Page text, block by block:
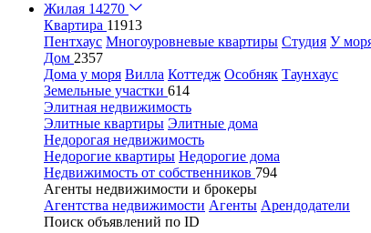
Жилая 14270
Квартира 11913
Пентхаус Многоуровневые квартиры Студия У
Дом 2357
Дома у моря Вилла Коттедж Особняк Таунхаус
Земельные участки 614
Элитная недвижимость
Элитные квартиры Элитные дома
Недорогая недвижимость
Недорогие квартиры Недорогие дома
Недвижимость от собственников 794
Агенты недвижимости и брокеры
Агентства недвижимости Агенты Арендодатели
Поиск объявлений по ID